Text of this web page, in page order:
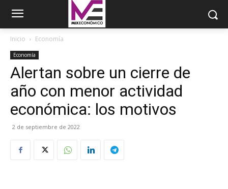
Inicio Economía
Economía
Alertan sobre un cierre de
año con menor actividad
económica: los motivos
2 de septiembre de 2022